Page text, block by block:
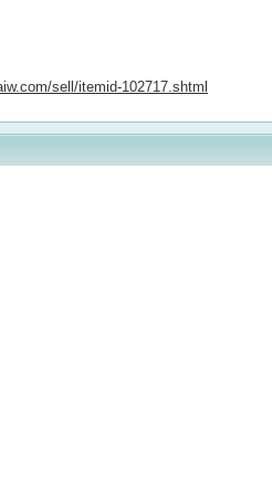
sell/itemid-102717.shtml